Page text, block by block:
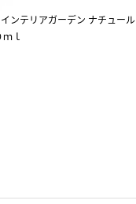
ンテリアガーデン ナチュール
ｌ